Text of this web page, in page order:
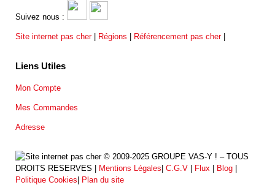
Suivez nous :
Site internet pas cher| Régions | Référencement pas cher|
Liens Utiles
Mon Compte
Mes Commandes
Adresse
© 2009-2025 GROUPE VAS-Y ! – TOUS
DROITS RESERVES |
Mentions Légales C.G.V Flux Blog
Politique Cookies
Plan du site